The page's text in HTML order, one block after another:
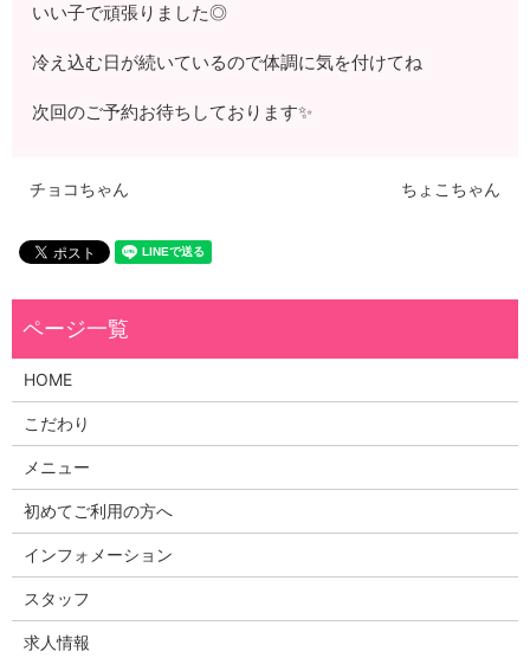
いい子で頑張りました◎
冷え込む日が続いているので体調に気を付けてね
次回のご予約お待ちしております✨
チョコちゃん ちょこちゃん
HOME
こだわり
メニュー
初めてご利用の方へ
インフォメーション
スタッフ
求人情報